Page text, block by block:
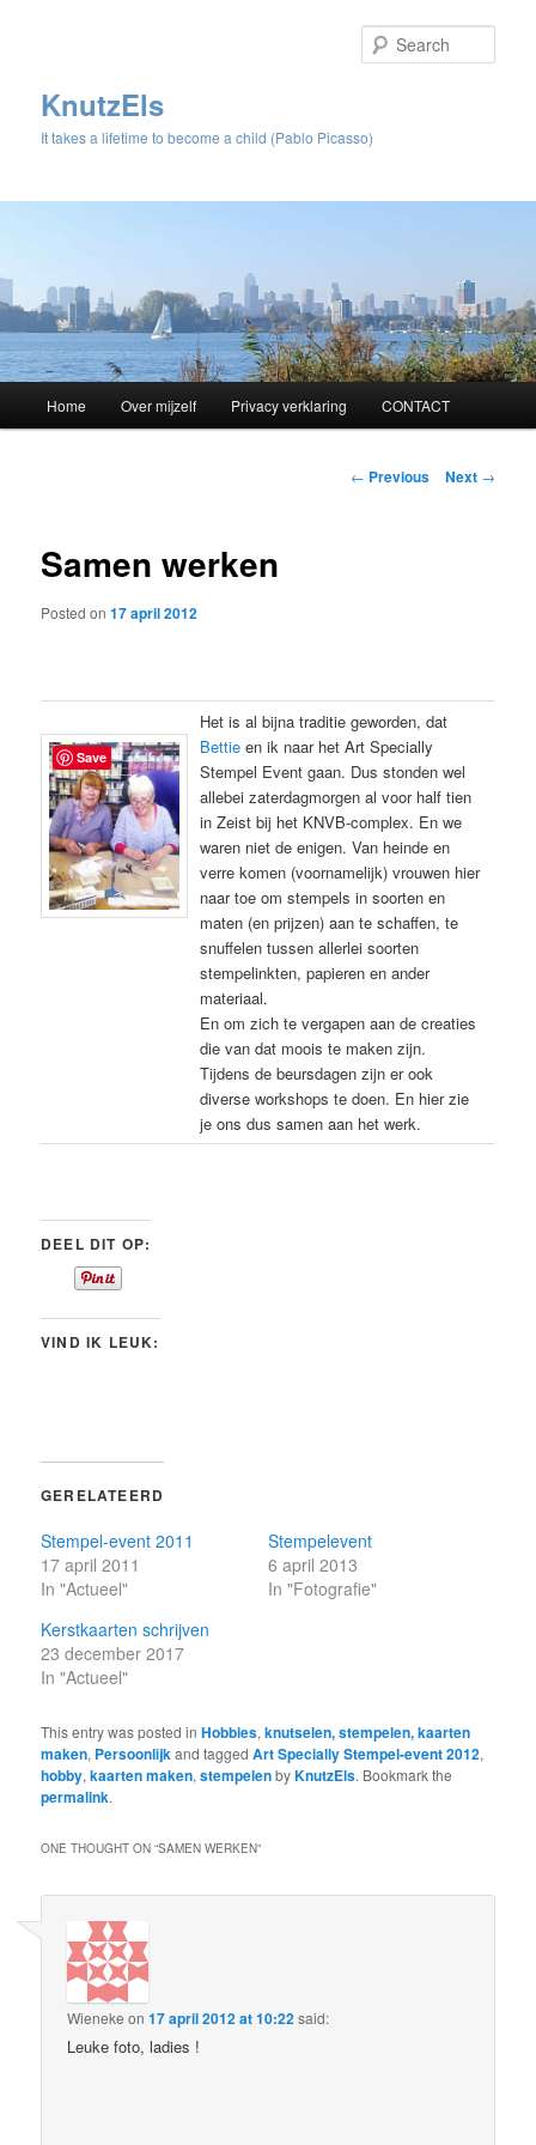
KnutzEls
It takes a lifetime to become a child (Pablo Picasso)
Skip
content
Home Over mijzelf Privacy verklaring CONTACT
Post
← Previous Next →
Samen werken
Posted on17 april 2012
Het is al bijna traditie geworden, dat
Bettie en ik naar het Art Specially
Stempel Event gaan. Dus stonden wel
allebei zaterdagmorgen al voor half tien
in Zeist bij het KNVB-complex. En we
waren niet de enigen. Van heinde en
verre komen (voornamelijk) vrouwen hier
naar toe om stempels in soorten en
maten (en prijzen) aan te schaffen, te
snuffelen tussen allerlei soorten
stempelinkten, papieren en ander
materiaal.
En om zich te vergapen aan de creaties
die van dat moois te maken zijn.
Tijdens de beursdagen zijn er ook
diverse workshops te doen. En hier zie
je ons dus samen aan het werk.
DEEL DIT OP:
VIND IK LEUK:
GERELATEERD
Stempel-event 2011
17 april 2011
In "Actueel"
Stempelevent
6 april 2013
In "Fotografie"
Kerstkaarten schrijven
23 december 2017
In "Actueel"
This entry was posted inHobbies,knutselen, stempelen, kaarten
maken, Persoonlijkand taggedArt Specially Stempel-event 2012,
hobby,kaarten maken,stempelenbyKnutzEls. Bookmark the
permalink.
ONE THOUGHT ON “SAMEN WERKEN”
Wieneke on17 april 2012 at 10:22said:
Leuke foto, ladies !
Save